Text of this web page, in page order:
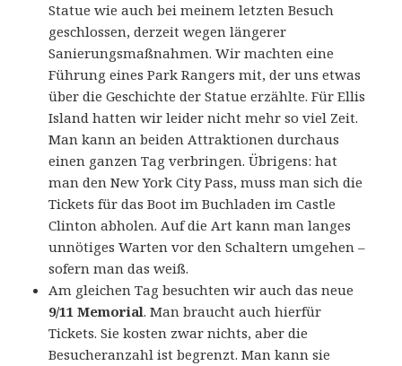
Statue wie auch bei meinem letzten Besuch
geschlossen, derzeit wegen längerer
Sanierungsmaßnahmen. Wir machten eine
Führung eines Park Rangers mit, der uns etwas
über die Geschichte der Statue erzählte. Für Ellis
Island hatten wir leider nicht mehr so viel Zeit.
Man kann an beiden Attraktionen durchaus
einen ganzen Tag verbringen. Übrigens: hat
man den New York City Pass, muss man sich die
Tickets für das Boot im Buchladen im Castle
Clinton abholen. Auf die Art kann man langes
unnötiges Warten vor den Schaltern umgehen –
sofern man das weiß.
Am gleichen Tag besuchten wir auch das neue
9/11 Memorial. Man braucht auch hierfür
Tickets. Sie kosten zwar nichts, aber die
Besucheranzahl ist begrenzt. Man kann sie